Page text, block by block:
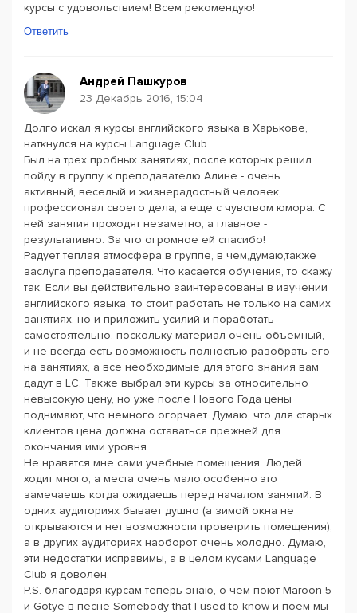
курсы с удовольствием! Всем рекомендую!
Ответить
Андрей Пашкуров
23 Декабрь 2016, 15:04
Долго искал я курсы английского языка в Харькове,
наткнулся на курсы Language Club.
Был на трех пробных занятиях, после которых решил
пойду в группу к преподавателю Алине - очень
активный, веселый и жизнерадостный человек,
профессионал своего дела, а еще с чувством юмора. С
ней занятия проходят незаметно, а главное -
результативно. За что огромное ей спасибо!
Радует теплая атмосфера в группе, в чем,думаю,также
заслуга преподавателя. Что касается обучения, то скажу
так. Если вы действительно заинтересованы в изучении
английского языка, то стоит работать не только на самих
занятиях, но и приложить усилий и поработать
самостоятельно, поскольку материал очень объемный,
и не всегда есть возможность полностью разобрать его
на занятиях, а все необходимые для этого знания вам
дадут в LC. Также выбрал эти курсы за относительно
невысокую цену, но уже после Нового Года цены
поднимают, что немного огорчает. Думаю, что для старых
клиентов цена должна оставаться прежней для
окончания ими уровня.
Не нравятся мне сами учебные помещения. Людей
ходит много, а места очень мало,особенно это
замечаешь когда ожидаешь перед началом занятий. В
одних аудиториях бывает душно (а зимой окна не
открываются и нет возможности проветрить помещения),
а в других аудиториях наоборот очень холодно. Думаю,
эти недостатки исправимы, а в целом кусами Language
Club я доволен.
P.S. благодаря курсам теперь знаю, о чем поют Maroon 5
и Gotye в песне Somebody that I used to know и поем мы